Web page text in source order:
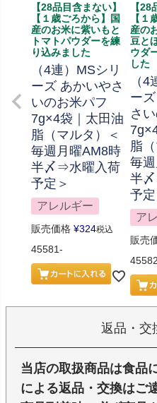
【28品目含まない】
【１歳ごろから】国
産のお米に紫いもと
トマトパウダーを練
り込みました
（4連）MSシリ
ーズ あかいやさ
いのお米パフ
7g×4袋｜太田油
脂（マルタ）＜
毎週月曜AM8時
半〆⇒水曜入荷
予定＞
アレルギー
販売価格 ¥324税込
45581-
【28
【１
産の
豆と
ウダ
した
（
ー
さ
脂
毎
半
予定
ア
販売
返品・交
当店の取扱商品は食品
による返品・交換はご